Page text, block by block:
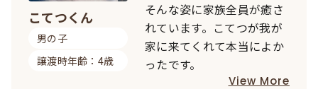
こてつくん
男の子
譲渡時年齢：4歳
そんな姿に家族全員が癒さ
れています。こてつが我が
家に来てくれて本当によか
ったです。
View More